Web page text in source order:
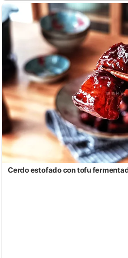
Cerdo estofado con tofu